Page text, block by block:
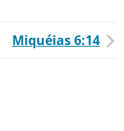
Miquéias 6:14